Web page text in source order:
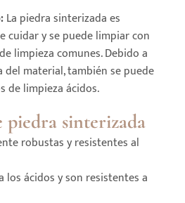
La piedra sinterizada es
cuidar y se puede limpiar con
limpieza comunes. Debido a
del material, también se puede
de limpieza ácidos.
piedra sinterizada
robustas y resistentes al
los ácidos y son resistentes a